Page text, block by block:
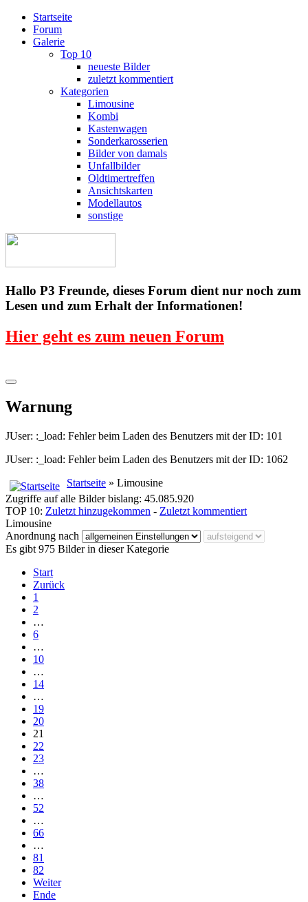
Startseite
Forum
Galerie
Top 10
neueste Bilder
zuletzt kommentiert
Kategorien
Limousine
Kombi
Kastenwagen
Sonderkarosserien
Bilder von damals
Unfallbilder
Oldtimertreffen
Ansichtskarten
Modellautos
sonstige
Hallo P3 Freunde, dieses Forum dient nur noch zum
Lesen und zum Erhalt der Informationen!
Hier geht es zum neuen Forum
Warnung
JUser: :_load: Fehler beim Laden des Benutzers mit der ID: 101
JUser: :_load: Fehler beim Laden des Benutzers mit der ID: 1062
Startseite » Limousine
Zugriffe auf alle Bilder bislang: 45.085.920
TOP 10: Zuletzt hinzugekommen - Zuletzt kommentiert
Limousine
Anordnung nach
Es gibt 975 Bilder in dieser Kategorie
Start
Zurück
1
2
…
6
…
10
…
14
…
19
20
21
22
23
…
38
…
52
…
66
…
81
82
Weiter
Ende